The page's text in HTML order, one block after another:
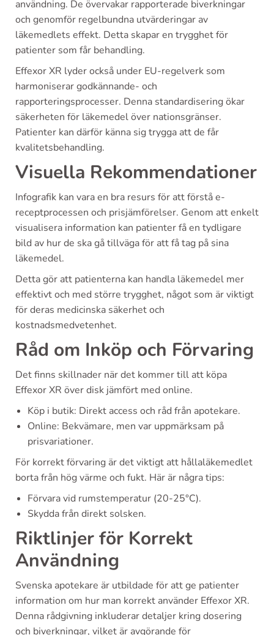
användning. De övervakar rapporterade biverkningar
och genomför regelbundna utvärderingar av
läkemedlets effekt. Detta skapar en trygghet för
patienter som får behandling.
Effexor XR lyder också under EU-regelverk som
harmoniserar godkännande- och
rapporteringsprocesser. Denna standardisering ökar
säkerheten för läkemedel över nationsgränser.
Patienter kan därför känna sig trygga att de får
kvalitetsbehandling.
Visuella Rekommendationer
Infografik kan vara en bra resurs för att förstå e-
receptprocessen och prisjämförelser. Genom att enkelt
visualisera information kan patienter få en tydligare
bild av hur de ska gå tillväga för att få tag på sina
läkemedel.
Detta gör att patienterna kan handla läkemedel mer
effektivt och med större trygghet, något som är viktigt
för deras medicinska säkerhet och
kostnadsmedvetenhet.
Råd om Inköp och Förvaring
Det finns skillnader när det kommer till att köpa
Effexor XR över disk jämfört med online.
Köp i butik: Direkt access och råd från apotekare.
Online: Bekvämare, men var uppmärksam på
prisvariationer.
För korrekt förvaring är det viktigt att hållaläkemedlet
borta från hög värme och fukt. Här är några tips:
Förvara vid rumstemperatur (20-25°C).
Skydda från direkt solsken.
Riktlinjer för Korrekt
Användning
Svenska apotekare är utbildade för att ge patienter
information om hur man korrekt använder Effexor XR.
Denna rådgivning inkluderar detaljer kring dosering
och biverkningar, vilket är avgörande för